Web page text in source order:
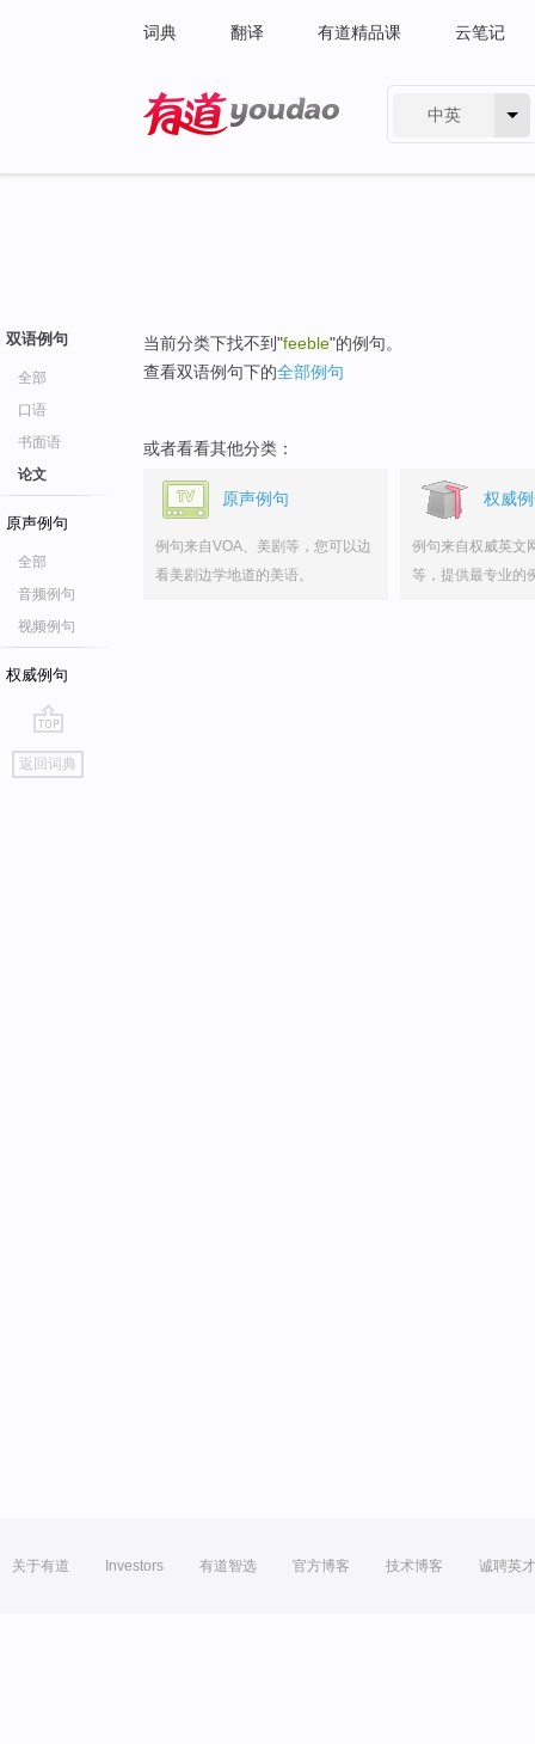
词典 翻译 有道精品课 云笔记
中英
双语例句
全部
口语
书面语
论文
原声例句
全部
音频例句
视频例句
权威例句
go
top
返回词典
当前分类下找不到"feeble"的例句。
查看双语例句下的全部例句
或者看看其他分类：
原声例句
例句来自VOA、美剧等，您可以边
看美剧边学地道的美语。
权威
例句来自权威英文
等，提供最专业的
关于有道 Investors 有道智选 官方博客 技术博客 诚聘英才